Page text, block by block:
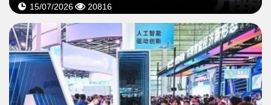
15/07/2026 20816